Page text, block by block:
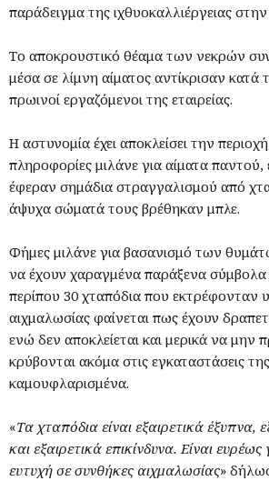
παράδειγμα της ιχθυοκαλλιέργειας στην
Το αποκρουστικό θέαμα των νεκρών
μέσα σε λίμνη αίματος αντίκρισαν κατά
πρωινοί εργαζόμενοι της εταιρείας.
Η αστυνομία έχει αποκλείσει την
πληροφορίες μιλάνε για αίματα παντού,
έφεραν σημάδια στραγγαλισμού από
άψυχα σώματά τους βρέθηκαν μπλε.
Φήμες μιλάνε για βασανισμό των
να έχουν χαραγμένα παράξενα
περίπου 30 χταπόδια που εκτρέφονταν
αιχμαλωσίας φαίνεται πως έχουν
ενώ δεν αποκλείεται και μερικά να μην
κρύβονται ακόμα στις εγκαταστάσεις της
καμουφλαρισμένα.
«Τα χταπόδια είναι εξαιρετικά έξυπνα,
και εξαιρετικά επικίνδυνα. Είναι
ευτυχή σε συνθήκες αιχμαλωσίας»